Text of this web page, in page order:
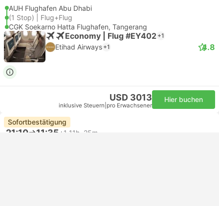
AUH Flughafen Abu Dhabi
(1 Stop) | Flug+Flug
CGK Soekarno Hatta Flughafen, Tangerang
Economy | Flug #EY402 +1
Etihad Airways +1 4.8
USD 3013
inklusive Steuern pro Erwachsener
Hier buchen
Sofortbestätigung
21:10 11:35 +1 11h, 25m